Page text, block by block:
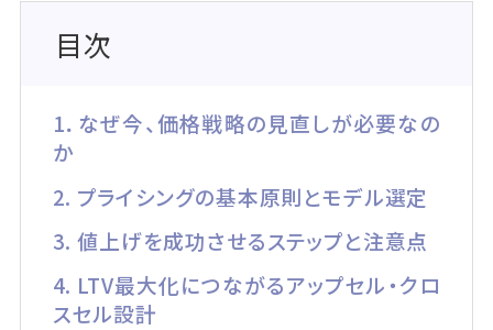
目次
1．なぜ今、価格戦略の見直しが必要なの
か
2. プライシングの基本原則とモデル選定
3. 値上げを成功させるステップと注意点
4. LTV最大化につながるアップセル・クロ
スセル設計